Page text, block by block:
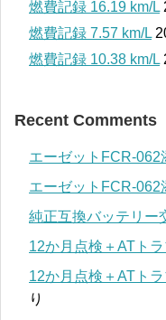
燃費記録 16.19 km/L
燃費記録 7.57 km/L
燃費記録 10.38 km/L
Recent Comments
エーゼットFCR-062
エーゼットFCR-062
純正互換バッテリー
12か月点検＋ATト
12か月点検＋ATト
り